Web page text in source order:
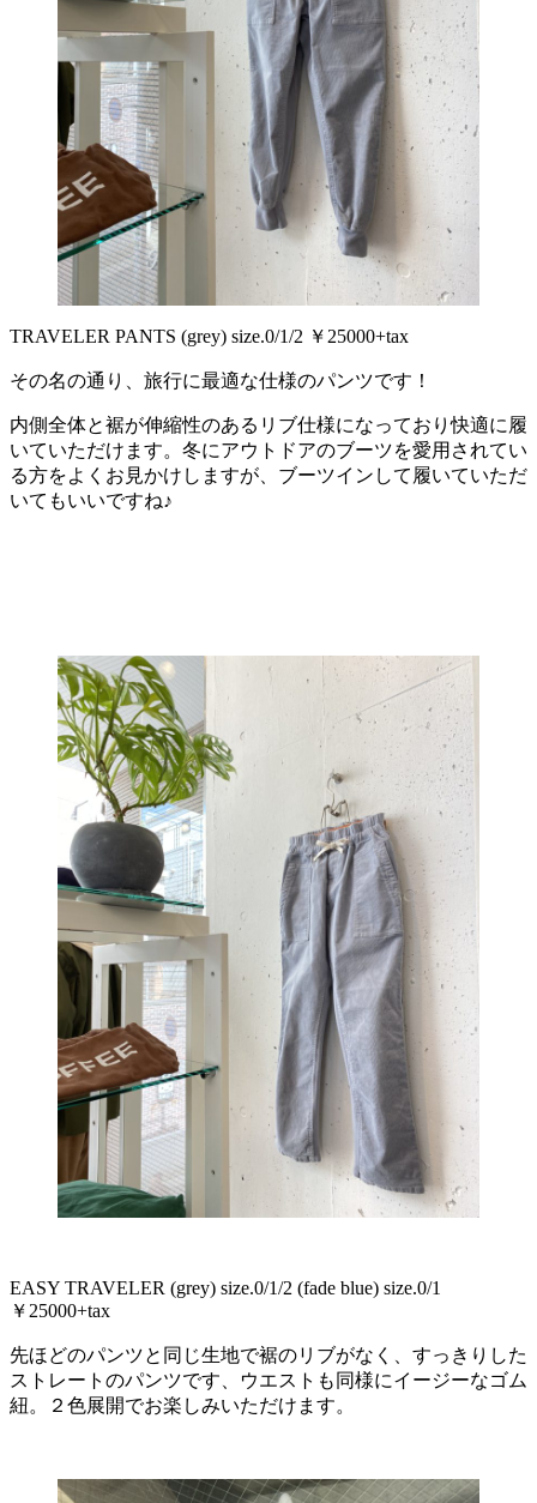
TRAVELER PANTS (grey) size.0/1/2 ￥25000+tax
その名の通り、旅行に最適な仕様のパンツです！
内側全体と裾が伸縮性のあるリブ仕様になっており快適に履
いていただけます。冬にアウトドアのブーツを愛用されてい
る方をよくお見かけしますが、ブーツインして履いていただ
いてもいいですね♪
EASY TRAVELER (grey) size.0/1/2 (fade blue) size.0/1
￥25000+tax
先ほどのパンツと同じ生地で裾のリブがなく、すっきりした
ストレートのパンツです、ウエストも同様にイージーなゴム
紐。２色展開でお楽しみいただけます。